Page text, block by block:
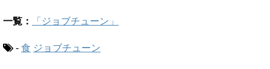
一覧： 「ジョブチューン」
- 食 ジョブチューン